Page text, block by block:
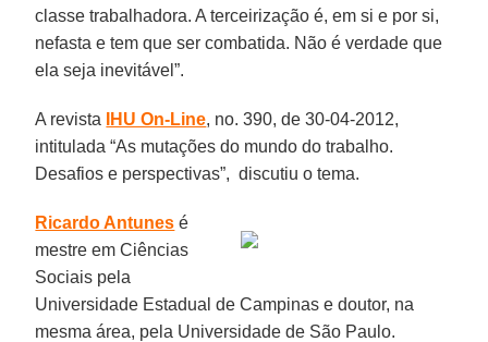
classe trabalhadora. A terceirização é, em si e por si,
nefasta e tem que ser combatida. Não é verdade que
ela seja inevitável”.
A revista IHU On-Line, no. 390, de 30-04-2012,
intitulada “As mutações do mundo do trabalho.
Desafios e perspectivas”, discutiu o tema.
Ricardo Antunes é
mestre em Ciências
Sociais pela
Universidade Estadual de Campinas e doutor, na
mesma área, pela Universidade de São Paulo.